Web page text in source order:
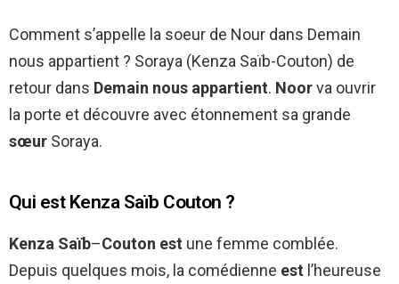
Comment s’appelle la soeur de Nour dans Demain
nous appartient ? Soraya (Kenza Saïb-Couton) de
retour dans Demain nous appartient. Noorva ouvrir
la porte et découvre avec étonnement sa grande
sœur Soraya.
Qui est Kenza Saïb Couton ?
Kenza Saïb–Couton est une femme comblée.
Depuis quelques mois, la comédienne est l’heureuse